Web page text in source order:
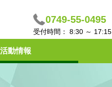
0749-55-0495
受付時間： 8:30 ～ 17:15
活動情報